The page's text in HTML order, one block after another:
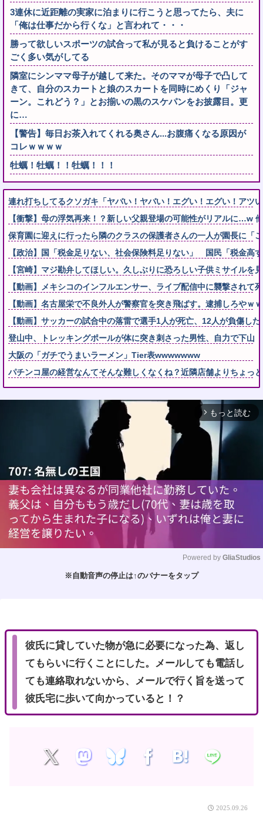
3連休に近距離の実家に泊まりに行こうと思ってたら、夫に
「俺は仕事だから行くな」と言われて・・・
勝って欲しいスポーツの試合って私が見ると負けることがす
ごく多い気がしてる
隣室にシンママ母子が越して来た。そのママが母子で凸して
きて、自分のスカートと娘のスカートを同時にめくり「ジャ
ーン。これどう？」とお揃いの黒のスケパンをお披露目。更
に…
【警告】毎日お茶入れてくれる奥さん...お腹痛くなる原因が
コレｗｗｗｗ
牡蠣！牡蠣！！牡蠣！！！
連れ打ちしてるクソガキ「ヤバい！ヤバい！エグい！エグい！アツ
【衝撃】母の浮気再来！？新しい父親登場の可能性がリアルに…w 他
保育園に迎えに行ったら隣のクラスの保護者さんの一人が園長に「
【政治】国「税金足りない、社会保険料足りない」 国民「税金高
【宮崎】マジ勘弁してほしい。久しぶりに恐ろしい子供ミサイルを
【動画】メキシコのインフルエンサー、ライブ配信中に襲撃されて
【動画】名古屋栄で不良外人が警察官を突き飛ばす。逮捕しろやｗ
【動画】サッカーの試合中の落雷で選手1人が死亡、12人が負傷した
登山中、トレッキングポールが体に突き刺さった男性、自力で下山
大阪の「ガチでうまいラーメン」Tier表wwwwwww
パチンコ屋の経営なんてそんな難しくなくね？近隣店舗よりちょっ
arrow_forward_ios もっと読む
Powered by GliaStudios
※自動音声の停止は↑のバナーをタップ
彼氏に貸していた物が急に必要になった為、返し
てもらいに行くことにした。メールしても電話し
ても連絡取れないから、メールで行く旨を送って
彼氏宅に歩いて向かっていると！？
2025.09.26